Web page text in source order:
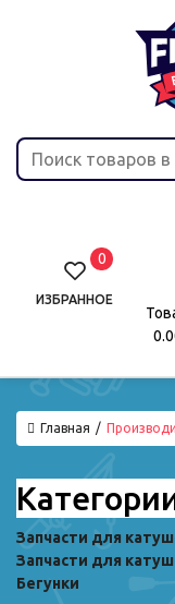
ИЗБРАННОЕ
0
Главная
Запчасти для
Запчасти для
Бегунки